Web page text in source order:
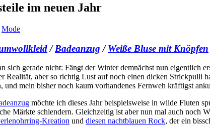
im neuen Jahr
Mode
/Badeanzug /Weiße Bluse mit Knöpfen
sich gerade nicht: Fängt der Winter demnächst nun
Realität, aber so richtig Lust auf noch einen dicken Strickpulli
und mein bisher noch kaum vorhandenes Fernweh kräftigst
möchte ich dieses Jahr beispielsweise in wilde Fluten
Märkte schlendern. Gleichzeitig ist aber nun mal auch noch
Kreation und diesen nachtblauen Rock, der ein